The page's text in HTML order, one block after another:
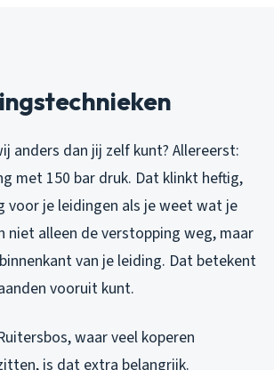
anders dan jij zelf kunt? Allereerst:
met 150 bar druk. Dat klinkt heftig,
voor je leidingen als je weet wat je
niet alleen de verstopping weg, maar
van je leiding. Dat betekent
vooruit kunt.
waar veel koperen
is dat extra belangrijk.